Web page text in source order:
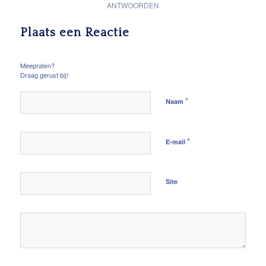
ANTWOORDEN
Plaats een Reactie
Meepraten?
Draag gerust bij!
Naam *
E-mail *
Site